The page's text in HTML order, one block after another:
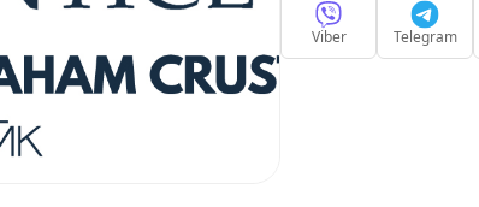
Viber Telegram